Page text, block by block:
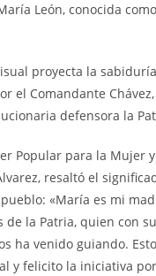
León, conocida como
proyecta la
el Comandante
defensora la
Popular para la Mujer
resaltó el
«María es mi
de la Patria, quien con
ha venido guiando.
y felicito la iniciativa